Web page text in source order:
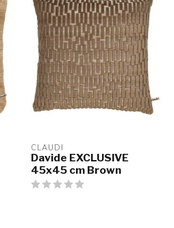
CLAUDI
Davide EXCLUSIVE
45x45 cm Brown